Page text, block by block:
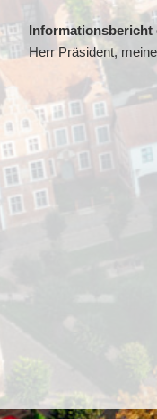
Herr Präsident,